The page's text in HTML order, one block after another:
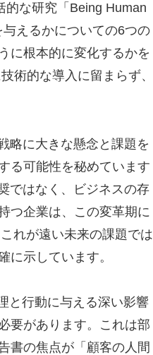
的な研究「Being Human
えるかについての6つの
に根本的に変化するかを
術的な導入に留まらず、
略に大きな懸念と課題を
る可能性を秘めています
ではなく、ビジネスの存
つ企業は、この変革期に
れが遠い未来の課題では
に示しています。
と行動に与える深い影響
要があります。これは部
書の焦点が「顧客の人間